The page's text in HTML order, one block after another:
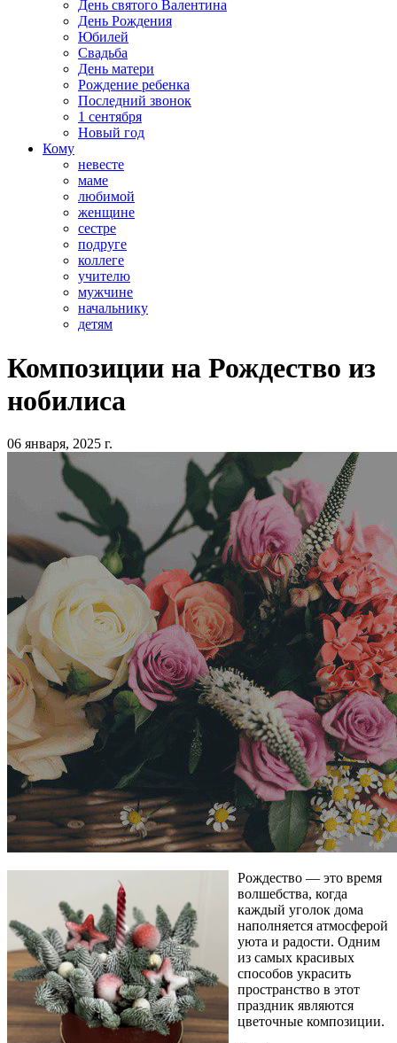
День святого Валентина
День Рождения
Юбилей
Свадьба
День матери
Рождение ребенка
Последний звонок
1 сентября
Новый год
Кому
невесте
маме
любимой
женщине
сестре
подруге
коллеге
учителю
мужчине
начальнику
детям
Композиции на Рождество из
нобилиса
06 января, 2025 г.
Рождество — это время
волшебства, когда
каждый уголок дома
наполняется атмосферой
уюта и радости. Одним
из самых красивых
способов украсить
пространство в этот
праздник являются
цветочные композиции.